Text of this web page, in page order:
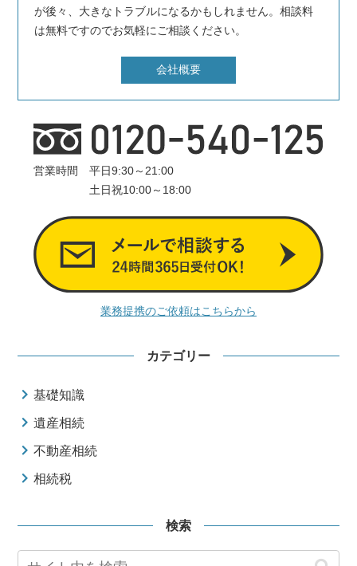
が後々、大きなトラブルになるかもしれません。相談料
は無料ですのでお気軽にご相談ください。
会社概要
営業時間 平日9:30～21:00
土日祝10:00～18:00
業務提携のご依頼はこちらから
カテゴリー
基礎知識
遺産相続
不動産相続
相続税
検索